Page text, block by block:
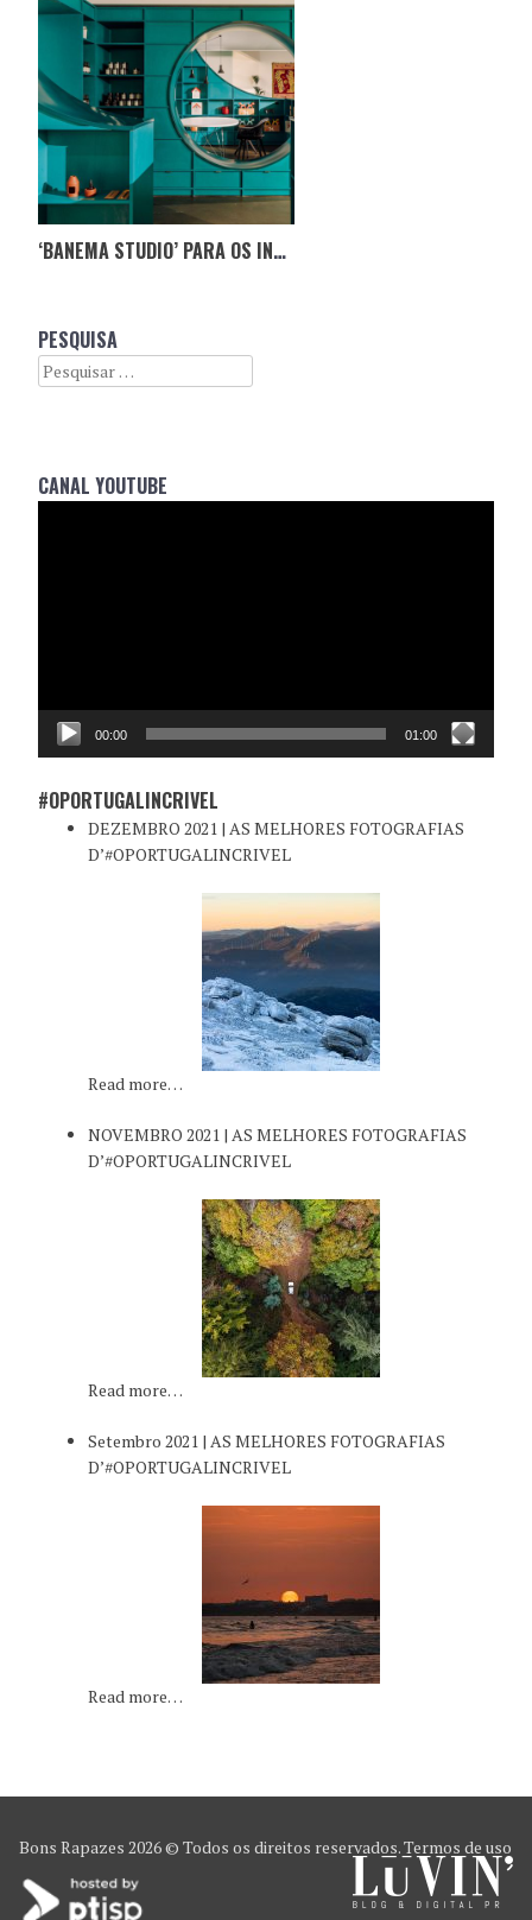
‘BANEMA STUDIO’ PARA OS INTERESSADOS EM ARQUITETURA E DESIGN
PESQUISA
Search
CANAL YOUTUBE
00:00 01:00
#OPORTUGALINCRIVEL
DEZEMBRO 2021 | AS MELHORES FOTOGRAFIAS
D’#OPORTUGALINCRIVEL
Read more…
NOVEMBRO 2021 | AS MELHORES FOTOGRAFIAS
D’#OPORTUGALINCRIVEL
Read more…
Setembro 2021 | AS MELHORES FOTOGRAFIAS
D’#OPORTUGALINCRIVEL
Read more…
Bons Rapazes 2026 © Todos os direitos reservados.Termos de uso